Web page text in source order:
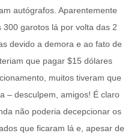
autógrafos. Aparentemente
300 garotos lá por volta das 2
devido a demora e ao fato de
que pagar $15 dólares
muitos tiveram que
– desculpem, amigos! É claro
não poderia decepcionar os
que ficaram lá e, apesar de